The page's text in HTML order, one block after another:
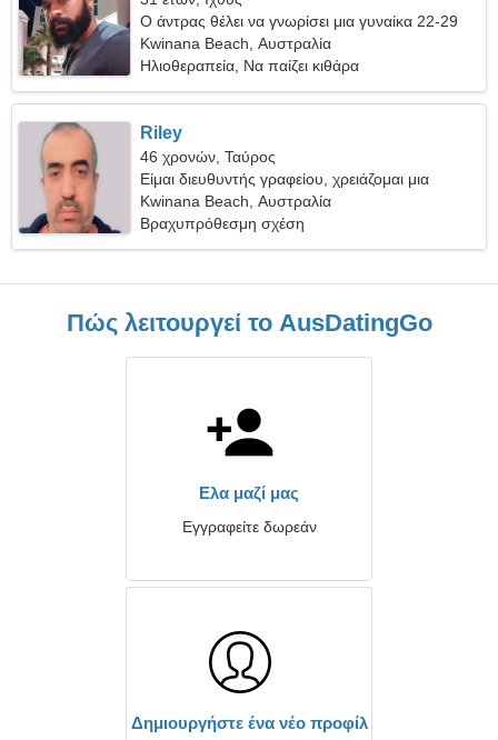
Ο άντρας θέλει να γνωρίσει μια γυναίκα 22-29
Kwinana Beach, Αυστραλία
Ηλιοθεραπεία, Να παίζει κιθάρα
Riley
46 χρονών, Ταύρος
Είμαι διευθυντής γραφείου, χρειάζομαι μια
στοργική γυναίκα
Kwinana Beach, Αυστραλία
Βραχυπρόθεσμη σχέση
Πώς λειτουργεί το AusDatingGo
Ελα μαζί μας
Εγγραφείτε δωρεάν
Δημιουργήστε ένα νέο προφίλ